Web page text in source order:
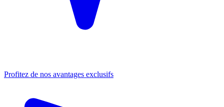
Profitez de nos avantages exclusifs